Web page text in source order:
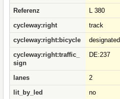
Referenz
L 380
cycleway:right
track
cycleway:right:bicycle
designated
cycleway:right:traffic_
sign
DE:237
lanes
2
lit_by_led
no